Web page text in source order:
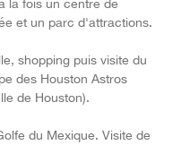
la fois un centre de
et un parc d'attractions.
shopping puis visite du
des Houston Astros
de Houston).
du Mexique. Visite de